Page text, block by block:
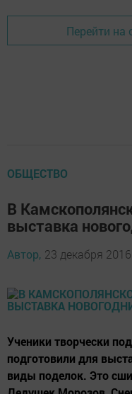
Перейти на
ОБЩЕСТВО
В
выставка
Автор, 23 декабря
Ученики творчески
подготовили для
виды поделок. Это